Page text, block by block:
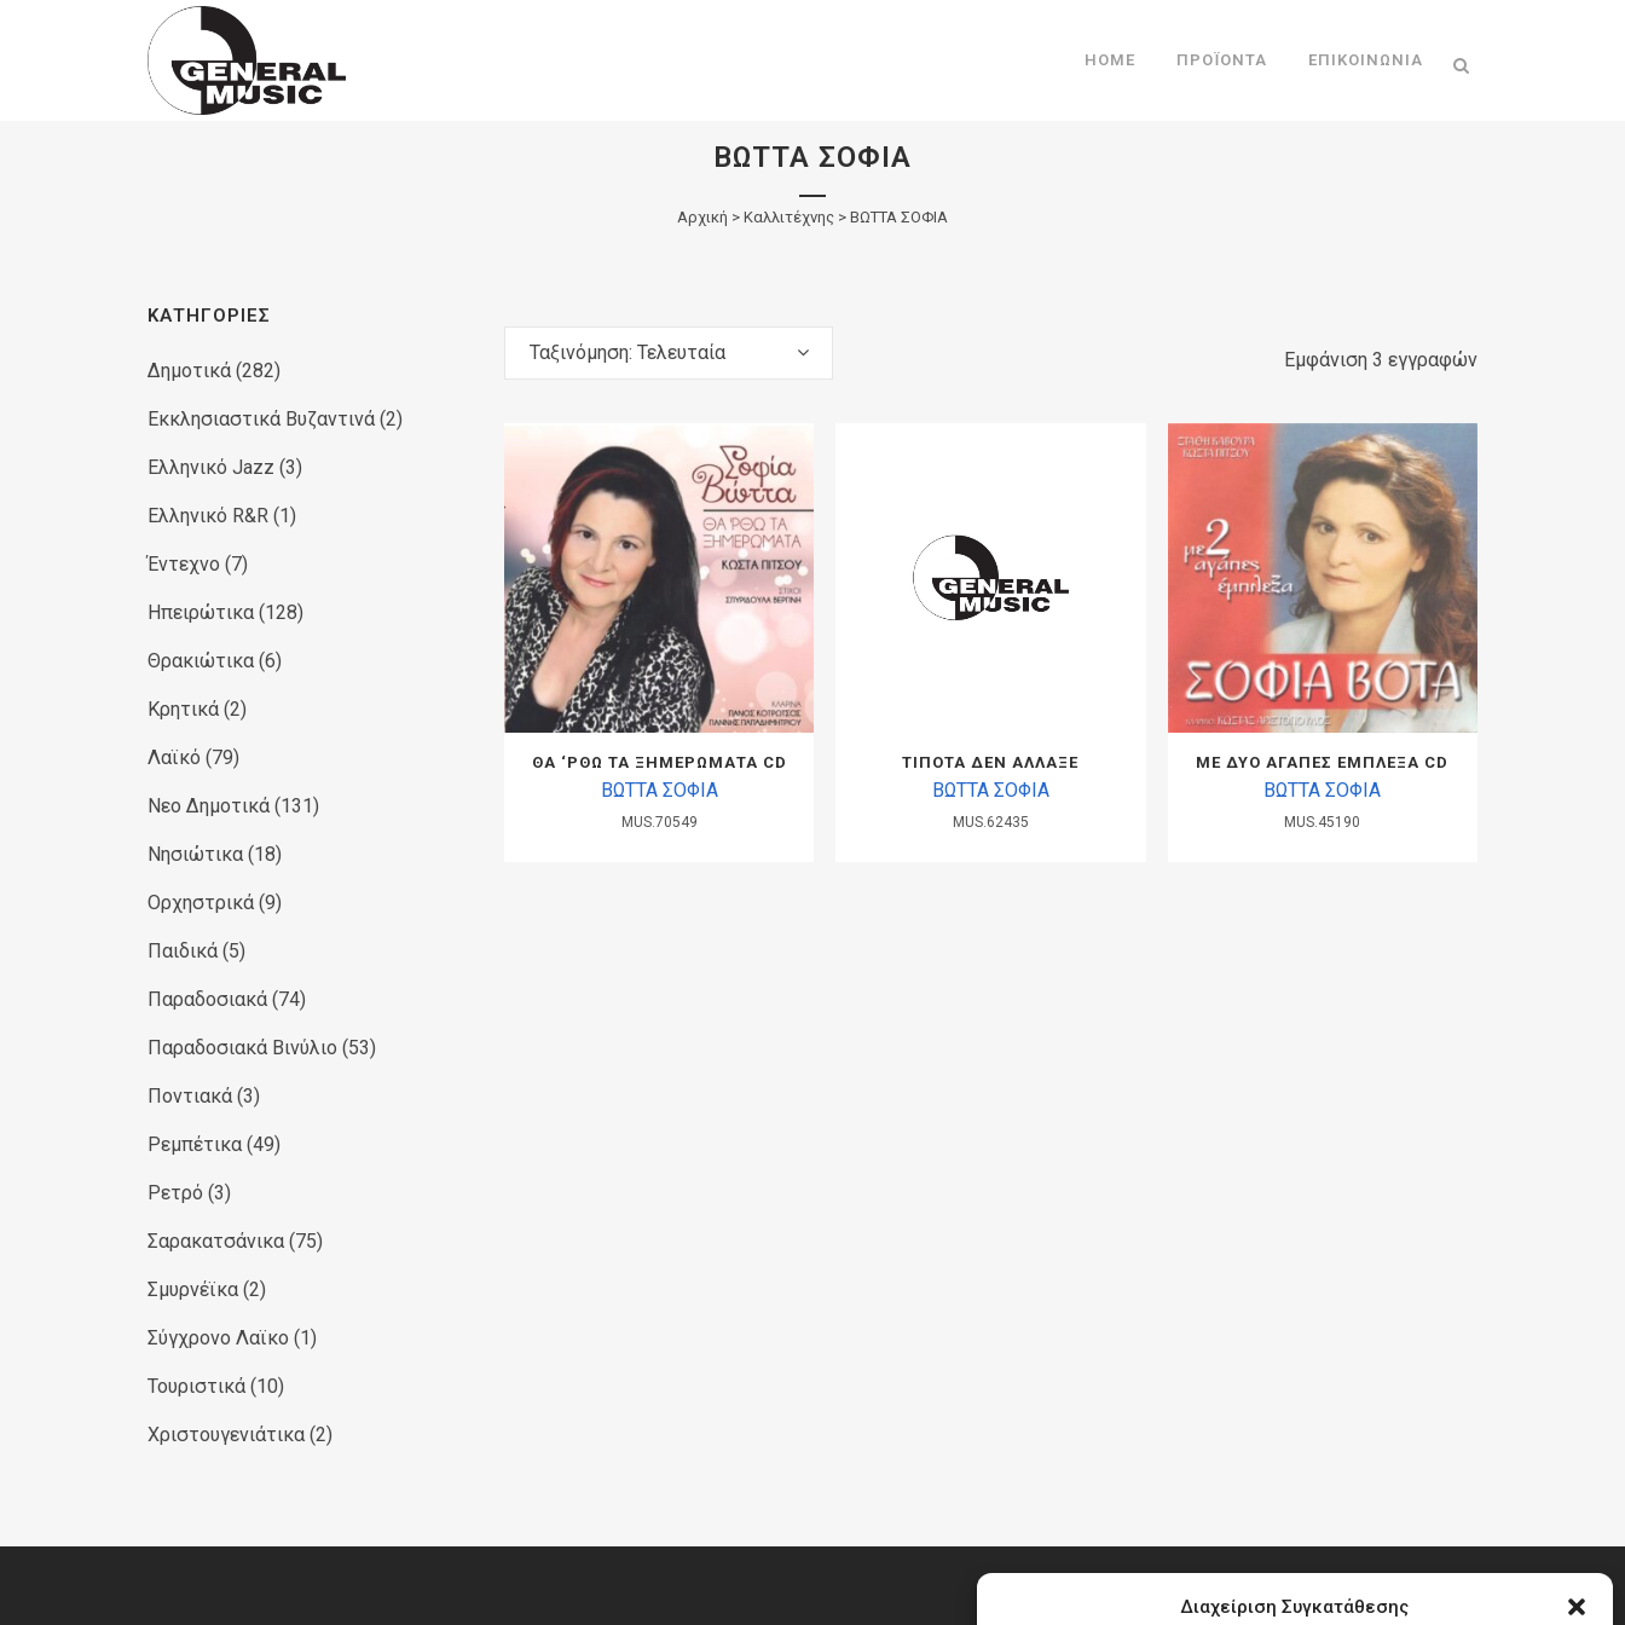
Διαχείριση Συγκατάθεσης
Products
HOME ΠΡΟΪΌΝΤΑ ΕΠΙΚΟΙΝΩΝΊΑ
ΒΩΤΤΑ ΣΟΦΙΑ
Αρχική > Καλλιτέχνης > ΒΩΤΤΑ ΣΟΦΙΑ
ΚΑΤΗΓΟΡΊΕΣ
Δημοτικά (282)
Εκκλησιαστικά Βυζαντινά (2)
Ελληνικό Jazz (3)
Ελληνικό R&R (1)
Έντεχνο (7)
Ηπειρώτικα (128)
Θρακιώτικα (6)
Κρητικά (2)
Λαϊκό (79)
Νεο Δημοτικά (131)
Νησιώτικα (18)
Ορχηστρικά (9)
Παιδικά (5)
Παραδοσιακά (74)
Παραδοσιακά Βινύλιο (53)
Ποντιακά (3)
Ρεμπέτικα (49)
Ρετρό (3)
Σαρακατσάνικα (75)
Σμυρνέϊκα (2)
Σύγχρονο Λαϊκο (1)
Τουριστικά (10)
Χριστουγενιάτικα (2)
Εμφάνιση 3 εγγραφών
Ταξινόμηση: Τελευταία
ΘΑ ‘ΡΘΩ ΤΑ ΞΗΜΕΡΩΜΑΤΑ CD
ΒΩΤΤΑ ΣΟΦΙΑ
MUS.70549
ΤΙΠΟΤΑ ΔΕΝ ΑΛΛΑΞΕ
ΒΩΤΤΑ ΣΟΦΙΑ
MUS.62435
ΜΕ ΔΥΟ ΑΓΑΠΕΣ ΕΜΠΛΕΞΑ CD
ΒΩΤΤΑ ΣΟΦΙΑ
MUS.45190